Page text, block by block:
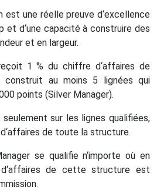
une réelle preuve d‘excellence
et d‘une capacité à construire des
et en largeur.
1 % du chiffre d‘affaires de
au moins 5 lignées qui
points (Silver Manager).
sur les lignes qualifiées,
de toute la structure.
se qualifie n‘importe où en
de cette structure est